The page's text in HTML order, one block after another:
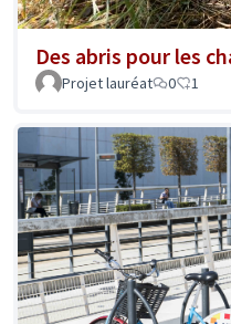
Des abris pour les
Projet lauréat 0 1